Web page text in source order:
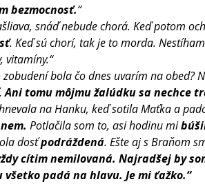
bezmocnosť.“
snáď nebude chorá. Keď potom
. Keď sú chorí, tak je to morda.
vitamíny.“
bola čo dnes uvarím na obed?
Ani tomu môjmu žalúdku sa nechce
na Hanku, keď sotila Maťka a
Potlačila som to, asi hodinu mi
dosť podráždená. Ešte aj s Braňom
cítim nemilovaná. Najradšej by
padá na hlavu. Je mi ťažko.“